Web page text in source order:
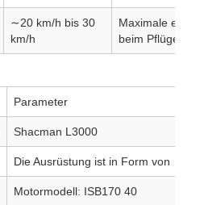
∼20 km/h bis 30
km/h
Maximale
beim Pflügen.
Parameter
Shacman L3000
Die Ausrüstung ist in Form von
Motormodell: ISB170 40